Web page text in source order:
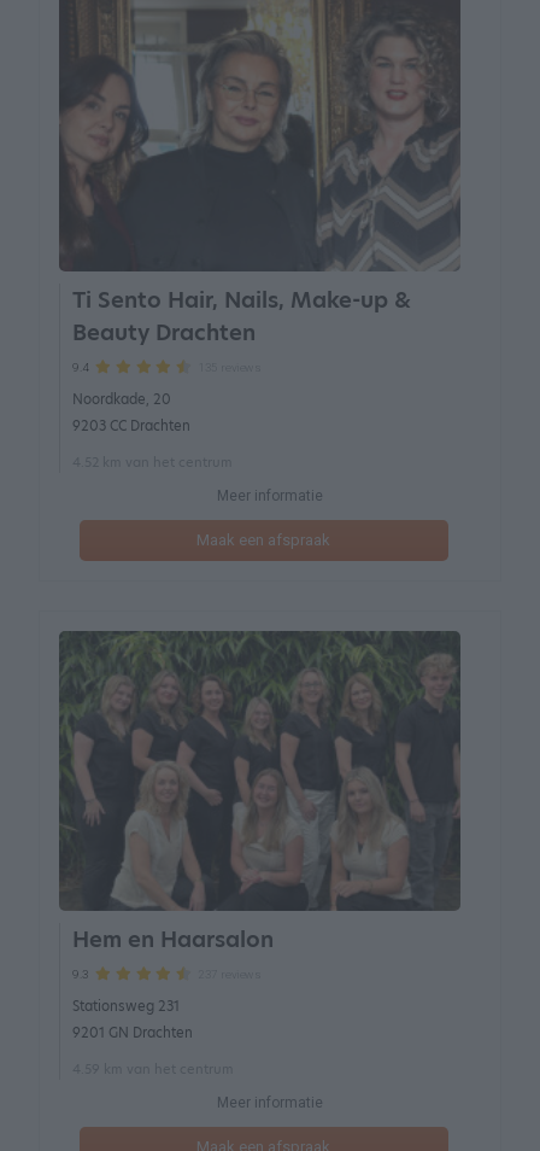
Ti Sento Hair, Nails, Make-up &
Beauty Drachten
9.4
Noordkade, 20
9203 CC Drachten
Meer informatie
Maak een afspraak
Hem en Haarsalon
9.3
Stationsweg 231
9201 GN Drachten
Meer informatie
Maak een afspraak